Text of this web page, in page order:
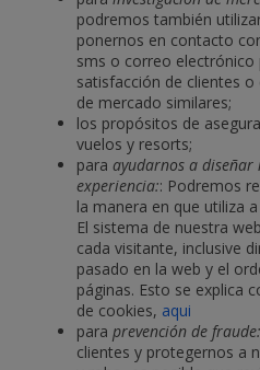
podremos también
ponernos en contacto
sms o correo electrónico
satisfacción de clientes
de mercado similares;
los propósitos de
vuelos y resorts;
para ayudarnos a diseñar
experiencia:: Podremos
la manera en que utiliza
El sistema de nuestra
cada visitante, inclusive
pasado en la web y el
páginas. Esto se explica
de cookies, aqui
para prevención de fraude:
clientes y protegernos a